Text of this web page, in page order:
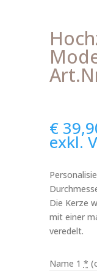
€
exkl.
Die Kerze
mit einer
veredelt.
Name 1 *